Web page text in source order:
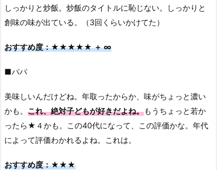
しっかりと炒飯。炒飯のタイトルに恥じない。しっかりと
創味の味が出ている。（3回くらいかけてた）
おすすめ度：★★★★★ ＋ ∞
■パパ
美味しいんだけどね。年取ったからか、味がちょっと濃い
かも。 これ、絶対子どもが好きだよね。もうちょっと若か
ったら★４かも。この40代になって、この評価かな。年代
によって評価わかれるよね。これは。
おすすめ度：★★★